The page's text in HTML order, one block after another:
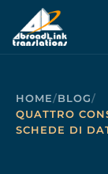
Vai al contenuto
HOME/BLOG/
QUATTRO
SCHEDE DI